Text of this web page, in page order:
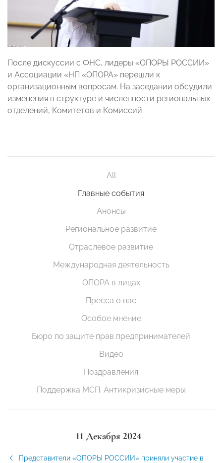
После дискуссии с ФНС, лидеры «ОПОРЫ РОССИИ»
и Ассоциации «НП «ОПОРА» перешли к
организационным вопросам. На заседании обсудили
изменения в структуре и численности региональных
отделений, Комитетов и Комиссий.
All
Главные события
Анонсы
Региональное развитие
Отраслевое развитие
Международная деятельность
ОПОРА в лицах
Пресса о нас
Особое мнение
Бюро по защите прав предпринимателей
Видео
Поздравления
Поддержка МСП. Антикризисные меры
11 Декабря 2024
Представители «ОПОРЫ РОССИИ» приняли участие в